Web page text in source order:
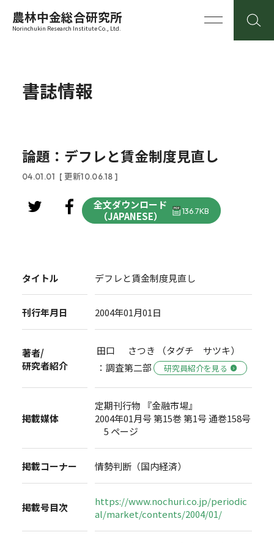
農林中金総合研究所
Norinchukin Research Institute Co., Ltd.
書誌情報
論題：デフレと賃金制度見直し
04.01.01 [ 更新10.06.18 ]
全文ダウンロード
（JAPANESE）
136.7KB
タイトル デフレと賃金制度見直し
刊行年月日 2004年01月01日
著者/
研究者紹介
田口 さつき （タグチ サツキ）
：調査第二部
研究員紹介を見る
掲載媒体
定期刊行物 『金融市場』
2004年01月号 第15巻 第1号 通巻158号
5 ページ
掲載コーナー 情勢判断（国内経済）
掲載号目次
https://www.nochuri.co.jp/periodic
al/market/contents/2004/01/